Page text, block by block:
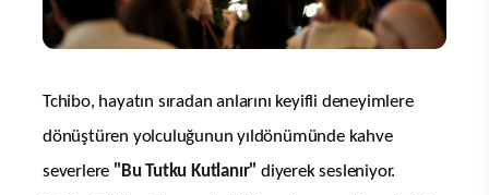
Tchibo, hayatın sıradan anlarını keyifli deneyimlere
dönüştüren yolculuğunun yıldönümünde kahve
severlere "Bu Tutku Kutlanır" diyerek sesleniyor.